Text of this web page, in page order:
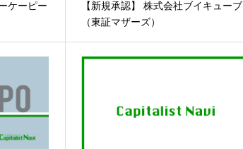
ケーピー
【新規承認】 株式会社ブイキューブ
（東証マザーズ）